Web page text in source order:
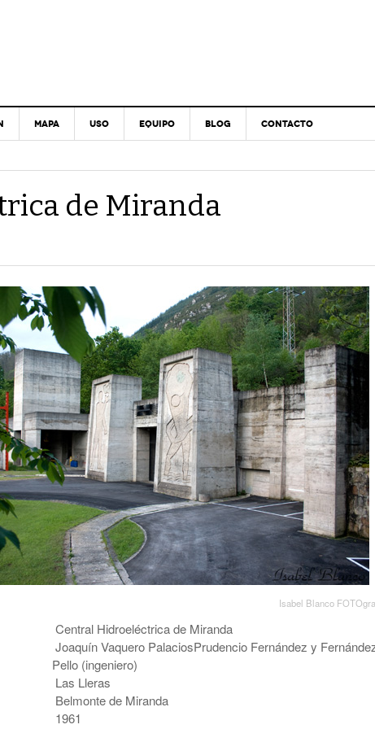
MAPA USO EQUIPO BLOG CONTACTO
de Miranda
Isabel Blanco
Central Hidroeléctrica de Miranda
Joaquín Vaquero PalaciosPrudencio Fernández y
Pello (ingeniero)
Las Lleras
Belmonte de Miranda
1961